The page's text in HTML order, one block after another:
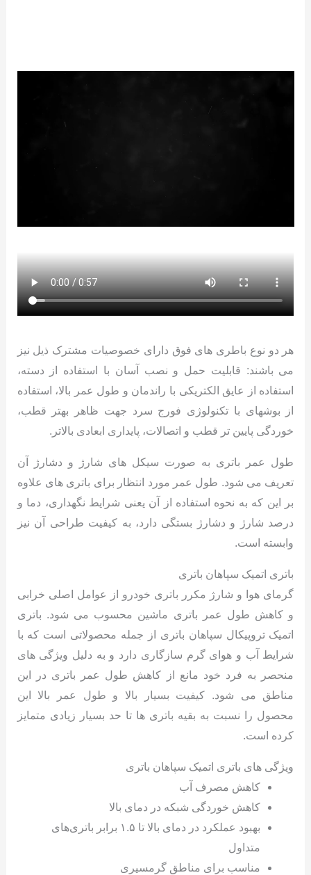
هر دو نوع باطری های فوق دارای خصوصیات مشترک ذیل نیز
می باشند: قابلیت حمل و نصب آسان با استفاده از دسته،
استفاده از عایق الکتریکی با راندمان و طول عمر بالا، استفاده
از بوشهای با تکنولوژی فورج سرد جهت ظاهر بهتر قطب،
خوردگی پایین تر قطب و اتصالات، پایداری ابعادی بالاتر.
طول عمر باتری به صورت سیکل های شارژ و دشارژ آن
تعریف می شود. طول عمر مورد انتظار برای باتری های علاوه
بر این که به نحوه استفاده از آن یعنی شرایط نگهداری، دما و
درصد شارژ و دشارژ بستگی دارد، به کیفیت طراحی آن نیز
وابسته است.
باتری اتمیک سپاهان باتری
گرمای هوا و شارژ مکرر باتری خودرو از عوامل اصلی خرابی
و کاهش طول عمر باتری ماشین محسوب می شود. باتری
اتمیک تروپیکال سپاهان باتری از جمله محصولاتی است که با
شرایط آب و هوای گرم سازگاری دارد و به دلیل ویژگی های
منحصر به فرد خود مانع از کاهش طول عمر باتری در این
مناطق می شود. کیفیت بسیار بالا و طول عمر بالا این
محصول را نسبت به بقیه باتری ها تا حد بسیار زیادی متمایز
کرده است.
ویژگی های باتری اتمیک سپاهان باتری
کاهش مصرف آب
کاهش خوردگی شبکه در دمای بالا
بهبود عملکرد در دمای بالا تا ۱.۵ برابر باتری‌های
متداول
مناسب برای مناطق گرمسیری